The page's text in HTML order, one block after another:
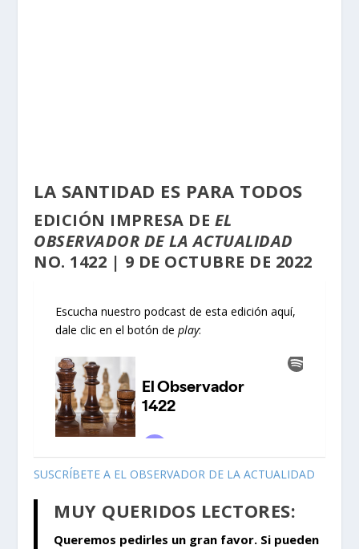
LA SANTIDAD ES PARA TODOS
EDICIÓN IMPRESA DE EL
OBSERVADOR DE LA ACTUALIDAD
NO. 1422 | 9 DE OCTUBRE DE 2022
Escucha nuestro podcast de esta edición aquí,
dale clic en el botón deplay:
SUSCRÍBETE A EL OBSERVADOR DE LA ACTUALIDAD
MUY QUERIDOS LECTORES:
Queremos pedirles un gran favor. Si pueden